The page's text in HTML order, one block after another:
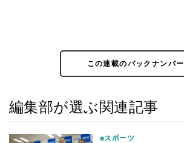
この連載のバックナンバー
編集部が選ぶ関連記事
eスポーツ